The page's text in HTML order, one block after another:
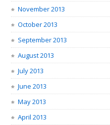
November 2013
October 2013
September 2013
August 2013
July 2013
June 2013
May 2013
April 2013